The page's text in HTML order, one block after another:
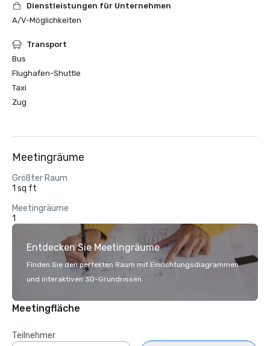
Dienstleistungen für Unternehmen
A/V-Möglichkeiten
Transport
Bus
Flughafen-Shuttle
Taxi
Zug
Meetingräume
Größter Raum
1 sq ft
Meetingräume
1
Entdecken Sie Meetingräume
Finden Sie den perfekten Raum mit Einrichtungsdiagrammen
und interaktiven 3D-Grundrissen.
Meetingfläche
Teilnehmer